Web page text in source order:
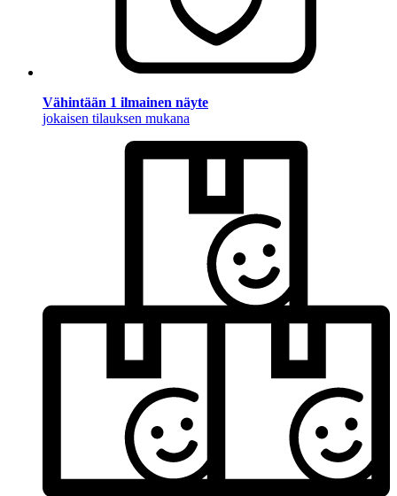
Vähintään 1 ilmainen näyte
jokaisen tilauksen mukana